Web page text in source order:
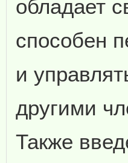
обладает
способен
и
другими
Также